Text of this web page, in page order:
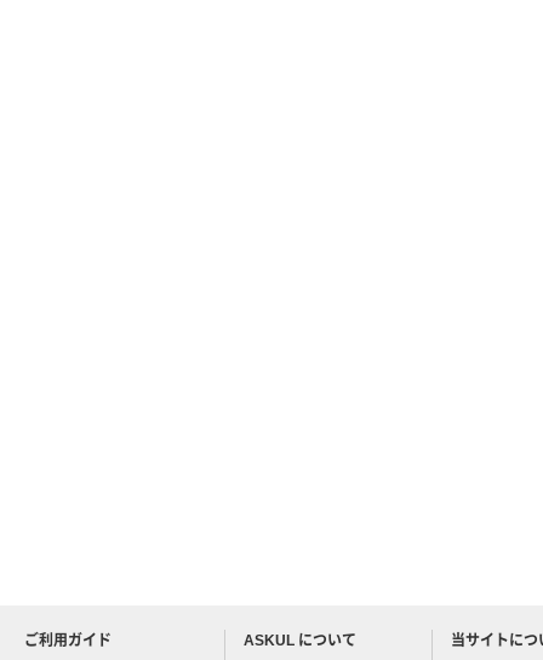
ご利用ガイド
ASKUL について
当サイトにつ
アスクルについてお気軽にご質問ください